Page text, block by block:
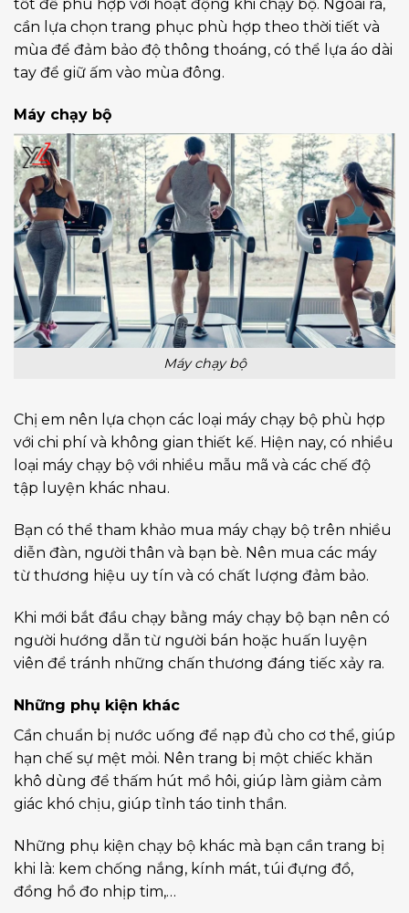
tốt để phù hợp với hoạt động khi chạy bộ. Ngoài ra,
cần lựa chọn trang phục phù hợp theo thời tiết và
mùa để đảm bảo độ thông thoáng, có thể lựa áo dài
tay để giữ ấm vào mùa đông.
Máy chạy bộ
Máy chạy bộ
Chị em nên lựa chọn các loại máy chạy bộ phù hợp
với chi phí và không gian thiết kế. Hiện nay, có nhiều
loại máy chạy bộ với nhiều mẫu mã và các chế độ
tập luyện khác nhau.
Bạn có thể tham khảo mua máy chạy bộ trên nhiều
diễn đàn, người thân và bạn bè. Nên mua các máy
từ thương hiệu uy tín và có chất lượng đảm bảo.
Khi mới bắt đầu chạy bằng máy chạy bộ bạn nên có
người hướng dẫn từ người bán hoặc huấn luyện
viên để tránh những chấn thương đáng tiếc xảy ra.
Những phụ kiện khác
Cần chuẩn bị nước uống để nạp đủ cho cơ thể, giúp
hạn chế sự mệt mỏi. Nên trang bị một chiếc khăn
khô dùng để thấm hút mồ hôi, giúp làm giảm cảm
giác khó chịu, giúp tỉnh táo tinh thần.
Những phụ kiện chạy bộ khác mà bạn cần trang bị
khi là: kem chống nắng, kính mát, túi đựng đồ,
đồng hồ đo nhịp tim,…